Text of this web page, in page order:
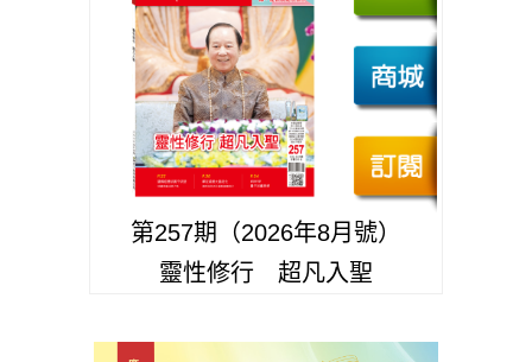
第257期（2026年8月號）
靈性修行 超凡入聖